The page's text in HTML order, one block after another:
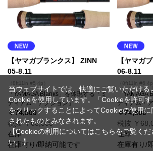
【ヤマガブランクス】 ZINN
05-8.11
（8ft11in #5 4p）
「YAMAGA Blanks」を体現する「ミ
ディアム・アクション」
￥74,800
税抜 ￥68,000
在庫
在庫有り/即納可能です
【ヤマガ
06-8.11
（8ft11in #6 4p
「YAMAGA
ディアム・
￥74,800
税抜 ￥
在庫
在庫有り/
当ウェブサイトでは、快適にご覧いただける
Cookieを使用しています。「Cookieを許可す
をクリックすることによってCookieの使用に
されたものとみなされます。
【Cookieの利用についてはこちらをご覧くだ
い。】